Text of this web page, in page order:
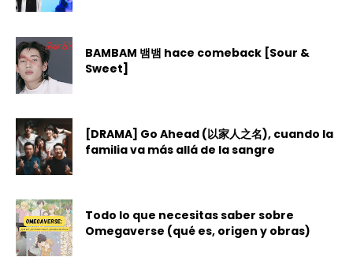
BAMBAM 뱀뱀 hace comeback [Sour &
Sweet]
[DRAMA] Go Ahead (以家人之名), cuando la
familia va más allá de la sangre
Todo lo que necesitas saber sobre
Omegaverse (qué es, origen y obras)